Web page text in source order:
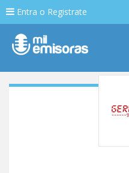
Entra o Registrate